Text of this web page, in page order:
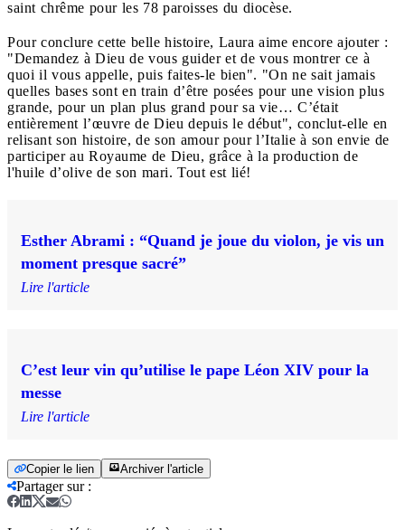
saint chrême pour les 78 paroisses du diocèse.
Pour conclure cette belle histoire, Laura aime encore ajouter :
"Demandez à Dieu de vous guider et de vous montrer ce à
quoi il vous appelle, puis faites-le bien". "On ne sait jamais
quelles bases sont en train d’être posées pour une vision plus
grande, pour un plan plus grand pour sa vie… C’était
entièrement l’œuvre de Dieu depuis le début", conclut-elle en
relisant son histoire, de son amour pour l’Italie à son envie de
participer au Royaume de Dieu, grâce à la production de
l'huile d’olive de son mari. Tout est lié!
Esther Abrami : “Quand je joue du violon, je vis un
moment presque sacré”
Lire l'article
C’est leur vin qu’utilise le pape Léon XIV pour la
messe
Lire l'article
Copier le lien Archiver l'article
Partager sur: